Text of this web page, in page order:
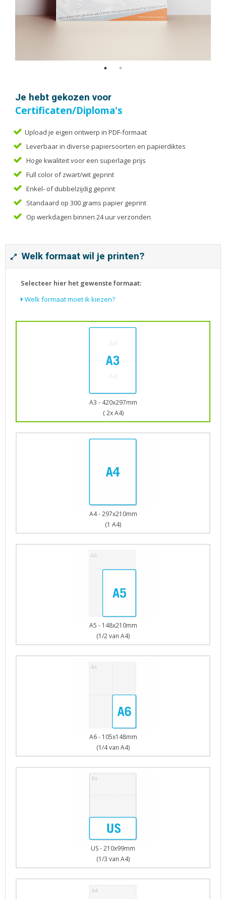
Kalenders
Notitieblokken
Portfolio
Posters
Programmaboekjes
Rapporten/Verslagen
Rouwkaarten
Scripties
Trouwkaarten
Tijdschriften
Verjaardagskaarten
Visitekaartjes
Je hebt gekozen voor
Certificaten/Diploma's
Upload je eigen ontwerp in PDF-formaat
Leverbaar in diverse papiersoorten en papierdiktes
Hoge kwaliteit voor een superlage prijs
Full color of zwart/wit geprint
Enkel- of dubbelzijdig geprint
Standaard op 300 grams papier geprint
Op werkdagen binnen 24 uur verzonden
Welk formaat wil je printen?
Selecteer hier het gewenste formaat:
Welk formaat moet ik kiezen?
A3 - 420x297mm
( 2x A4)
A4 - 297x210mm
(1 A4)
A5 - 148x210mm
(1/2 van A4)
A6 - 105x148mm
(1/4 van A4)
US - 210x99mm
(1/3 van A4)